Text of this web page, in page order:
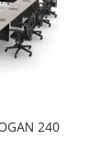
240